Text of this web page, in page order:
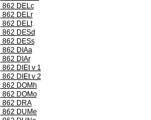
862 DELc
862 DELr
862 DELt
862 DESd
862 DESs
862 DIAa
862 DIAr
862 DIEt v 1
862 DIEt v 2
862 DOMh
862 DOMo
862 DRA
862 DUMe